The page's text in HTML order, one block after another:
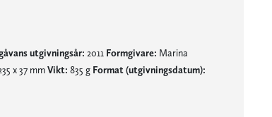
utgivningsår: 2011 Formgivare: Marina
x 37 mmVikt: 835 g Format (utgivningsdatum):